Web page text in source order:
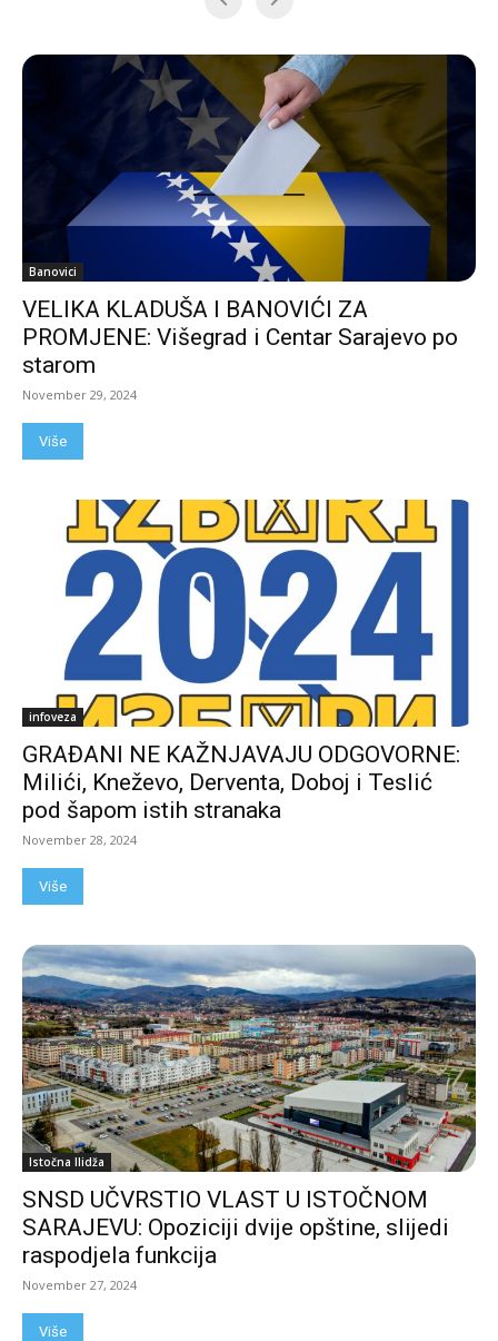
Banovici
VELIKA KLADUŠA I BANOVIĆI ZA
PROMJENE: Višegrad i Centar Sarajevo po
starom
November 29, 2024
Više
infoveza
GRAĐANI NE KAŽNJAVAJU ODGOVORNE:
Milići, Kneževo, Derventa, Doboj i Teslić
pod šapom istih stranaka
November 28, 2024
Više
Istočna Ilidža
SNSD UČVRSTIO VLAST U ISTOČNOM
SARAJEVU: Opoziciji dvije opštine, slijedi
raspodjela funkcija
November 27, 2024
Više